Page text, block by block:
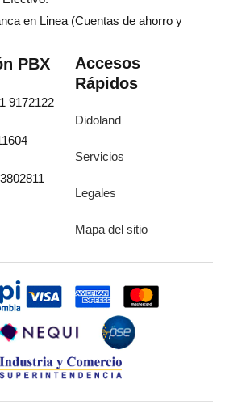
en Linea (Cuentas de ahorro y
PBX
9172122
Accesos
Rápidos
Didoland
Servicios
Legales
Mapa del sitio